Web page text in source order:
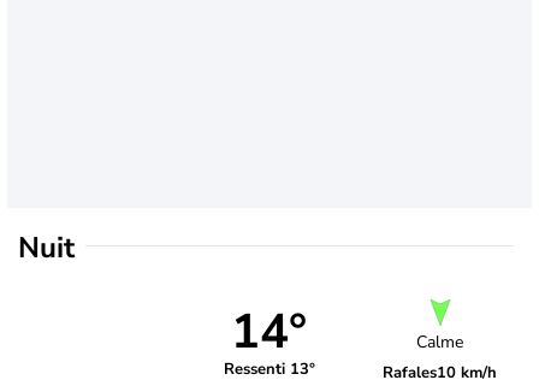
Nuit
14°
Ressenti 13°
Calme
Rafales10 km/h